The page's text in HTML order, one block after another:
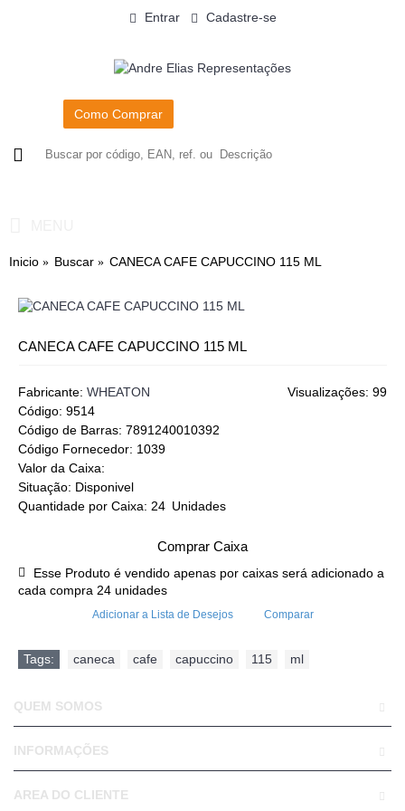
Entrar Cadastre-se
Como Comprar
Inicio Buscar CANECA CAFE CAPUCCINO 115 ML
CANECA CAFE CAPUCCINO 115 ML
Visualizações: 99
Fabricante: WHEATON
Código: 9514
Código de Barras: 7891240010392
Código Fornecedor: 1039
Valor da Caixa:
Situação: Disponivel
Quantidade por Caixa: 24 Unidades
Comprar Caixa
Esse Produto é vendido apenas por caixas será adicionado a
cada compra 24 unidades
Adicionar a Lista de Desejos Comparar
Tags: caneca cafe capuccino 115 ml
QUEM SOMOS
INFORMAÇÕES
AREA DO CLIENTE